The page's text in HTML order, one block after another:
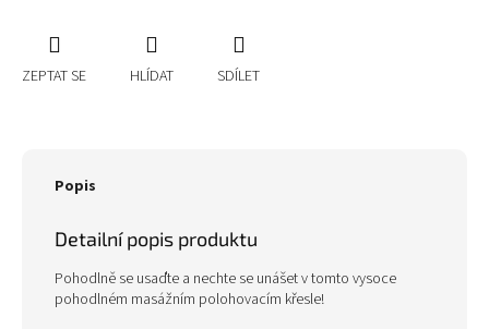
ZEPTAT SE HLÍDAT SDÍLET
Popis
Detailní popis produktu
Pohodlně se usaďte a nechte se unášet v tomto vysoce
pohodlném masážním polohovacím křesle!